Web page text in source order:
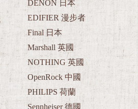
EDIFIER 漫步者
Final 日本
Marshall 英國
NOTHING 英國
OpenRock 中國
PHILIPS 荷蘭
Sennheiser 德國